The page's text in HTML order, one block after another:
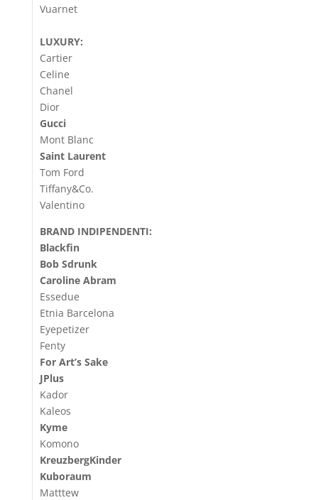
Vuarnet
LUXURY:
Cartier
Celine
Chanel
Dior
Gucci
Mont Blanc
Saint Laurent
Tom Ford
Tiffany&Co.
Valentino
BRAND INDIPENDENTI:
Blackfin
Bob Sdrunk
Caroline Abram
Essedue
Etnia Barcelona
Eyepetizer
Fenty
For Art’s Sake
JPlus
Kador
Kaleos
Kyme
Komono
KreuzbergKinder
Kuboraum
Matttew